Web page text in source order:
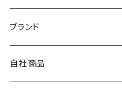
マグ＆カップ
プレート
ムーミン
80th記念アイテム
MOOMIN ANIMATION
ブランド
LA AMYS(エミーズ)
自社商品